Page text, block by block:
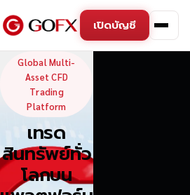
เปิดบัญชี
GoFX —
Global Multi-
Asset CFD
Trading
Platform
เทรด
สินทรัพย์ทั่ว
โลกบน